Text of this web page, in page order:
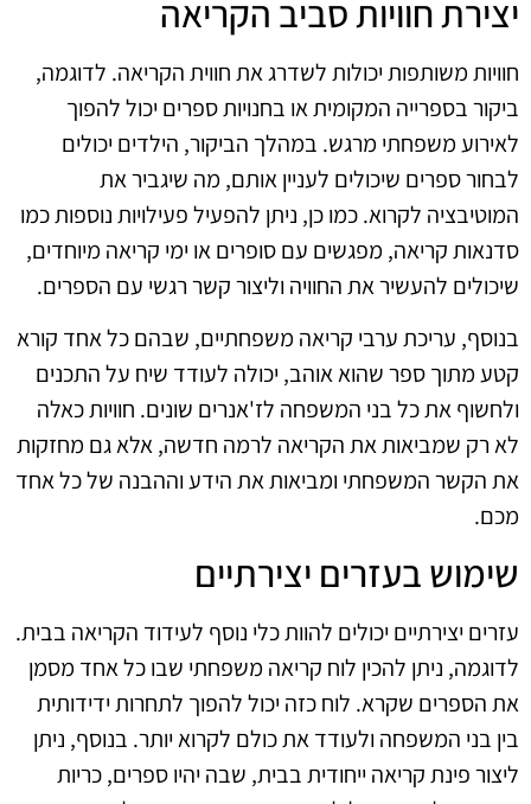
יצירת חוויות סביב הקריאה
חוויות משותפות יכולות לשדרג את חווית הקריאה. לדוגמה,
ביקור בספרייה המקומית או בחנויות ספרים יכול להפוך
לאירוע משפחתי מרגש. במהלך הביקור, הילדים יכולים
לבחור ספרים שיכולים לעניין אותם, מה שיגביר את
המוטיבציה לקרוא. כמו כן, ניתן להפעיל פעילויות נוספות כמו
סדנאות קריאה, מפגשים עם סופרים או ימי קריאה מיוחדים,
שיכולים להעשיר את החוויה וליצור קשר רגשי עם הספרים.
בנוסף, עריכת ערבי קריאה משפחתיים, שבהם כל אחד קורא
קטע מתוך ספר שהוא אוהב, יכולה לעודד שיח על התכנים
ולחשוף את כל בני המשפחה לז'אנרים שונים. חוויות כאלה
לא רק שמביאות את הקריאה לרמה חדשה, אלא גם מחזקות
את הקשר המשפחתי ומביאות את הידע וההבנה של כל אחד
מכם.
שימוש בעזרים יצירתיים
עזרים יצירתיים יכולים להוות כלי נוסף לעידוד הקריאה בבית.
לדוגמה, ניתן להכין לוח קריאה משפחתי שבו כל אחד מסמן
את הספרים שקרא. לוח כזה יכול להפוך לתחרות ידידותית
בין בני המשפחה ולעודד את כולם לקרוא יותר. בנוסף, ניתן
ליצור פינת קריאה ייחודית בבית, שבה יהיו ספרים, כריות